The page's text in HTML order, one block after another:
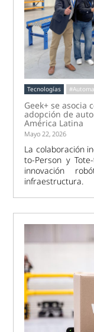
Tecnologías
Geek+ se asocia
adopción de
América Latina
Mayo 22, 2026
La colaboración
to-Person y
innovación
infraestructura.